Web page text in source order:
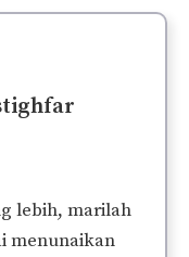
lebih, marilah
menunaikan